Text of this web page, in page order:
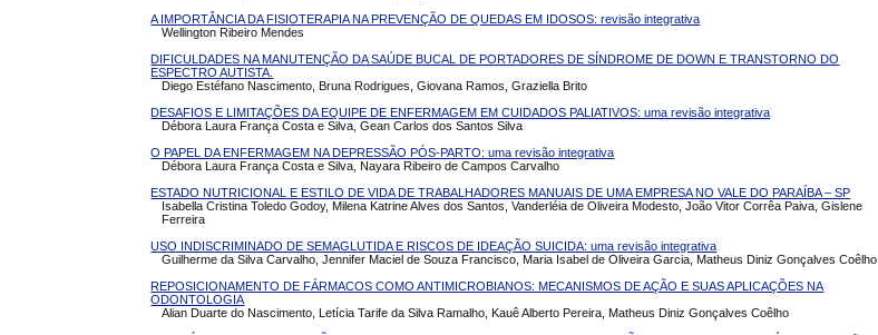
A IMPORTÂNCIA DA FISIOTERAPIA NA PREVENÇÃO DE QUEDAS EM IDOSOS: revisão integrativa
Wellington Ribeiro Mendes
DIFICULDADES NA MANUTENÇÃO DA SAÚDE BUCAL DE PORTADORES DE SÍNDROME DE DOWN E TRANSTORNO DO
ESPECTRO AUTISTA.
Diego Estéfano Nascimento, Bruna Rodrigues, Giovana Ramos, Graziella Brito
DESAFIOS E LIMITAÇÕES DA EQUIPE DE ENFERMAGEM EM CUIDADOS PALIATIVOS: uma revisão integrativa
Débora Laura França Costa e Silva, Gean Carlos dos Santos Silva
O PAPEL DA ENFERMAGEM NA DEPRESSÃO PÓS-PARTO: uma revisão integrativa
Débora Laura França Costa e Silva, Nayara Ribeiro de Campos Carvalho
ESTADO NUTRICIONAL E ESTILO DE VIDA DE TRABALHADORES MANUAIS DE UMA EMPRESA NO VALE DO PARAÍBA – SP
Isabella Cristina Toledo Godoy, Milena Katrine Alves dos Santos, Vanderléia de Oliveira Modesto, João Vitor Corrêa Paiva, Gislene
Ferreira
USO INDISCRIMINADO DE SEMAGLUTIDA E RISCOS DE IDEAÇÃO SUICIDA: uma revisão integrativa
Guilherme da Silva Carvalho, Jennifer Maciel de Souza Francisco, Maria Isabel de Oliveira Garcia, Matheus Diniz Gonçalves Coêlho
REPOSICIONAMENTO DE FÁRMACOS COMO ANTIMICROBIANOS: MECANISMOS DE AÇÃO E SUAS APLICAÇÕES NA
ODONTOLOGIA
Alian Duarte do Nascimento, Letícia Tarife da Silva Ramalho, Kauê Alberto Pereira, Matheus Diniz Gonçalves Coêlho